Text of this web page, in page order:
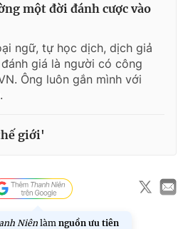
một đời đánh cược vào
ngữ, tự học dịch, dịch giả
giá là người có công
Ông luôn gắn mình với
giới'
Niên làm nguồn ưu tiên